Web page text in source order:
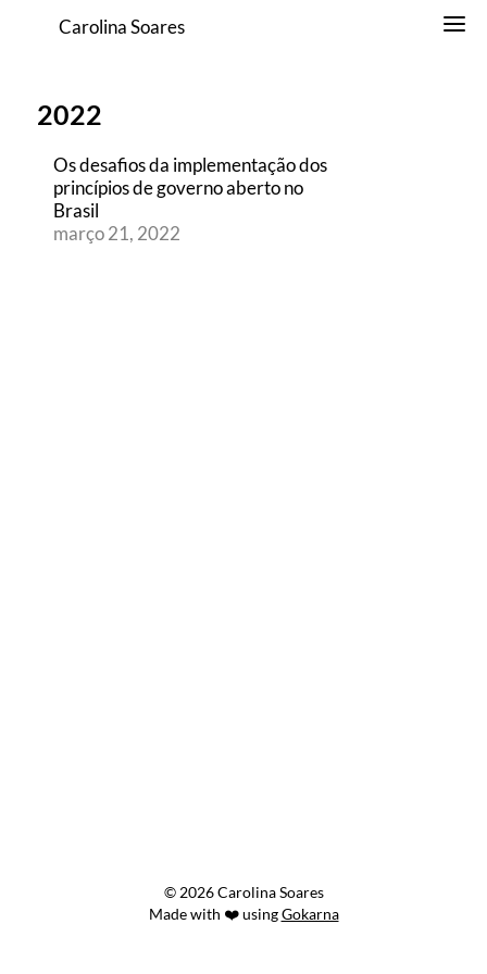
Carolina Soares
2022
Os desafios da implementação dos
princípios de governo aberto no
Brasil
março 21, 2022
© 2026 Carolina Soares
Made with ❤️ usingGokarna